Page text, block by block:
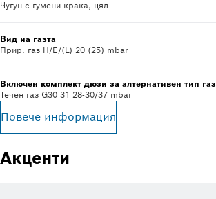
Чугун с гумени крака, цял
Вид на газта
Прир. газ H/E/(L) 20 (25) mbar
Включен комплект дюзи за алтернативен тип газ
Течен газ G30 31 28-30/37 mbar
Повече информация
Акценти